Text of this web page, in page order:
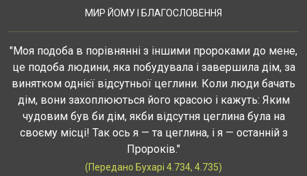
МИР ЙОМУ І БЛАГОСЛОВЕННЯ
"Моя подоба в порівнянні з іншими пророками до мене,
це подоба людини, яка побудувала і завершила дім, за
винятком однієї відсутньої цеглини. Коли люди бачать
дім, вони захоплюються його красою і кажуть: Яким
чудовим був би дім, якби відсутня цеглина була на
своєму місці! Так ось я — та цеглина, і я — останній з
Пророків."
(Передано Бухарі 4.734, 4.735)